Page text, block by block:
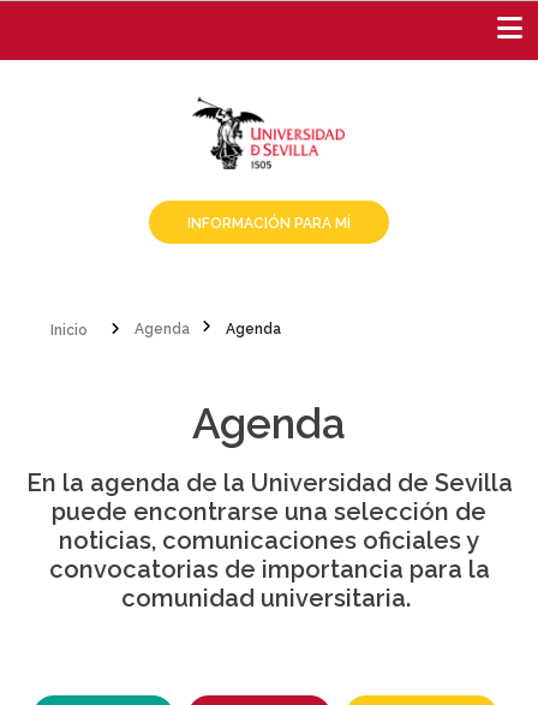
contenido
INFORMACIÓN PARA MÍ
ayuda
a
la
Agenda
Agenda
Agenda
En la agenda de la Universidad de Sevilla
puede encontrarse una selección de
noticias, comunicaciones oficiales y
convocatorias de importancia para la
comunidad universitaria.